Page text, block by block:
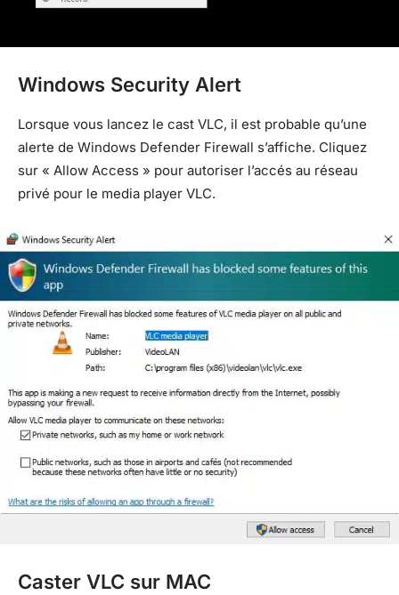
Windows Security Alert
Lorsque vous lancez le cast VLC, il est probable qu’une
alerte de Windows Defender Firewall s’affiche. Cliquez
sur « Allow Access » pour autoriser l’accés au réseau
privé pour le media player VLC.
Caster VLC sur MAC